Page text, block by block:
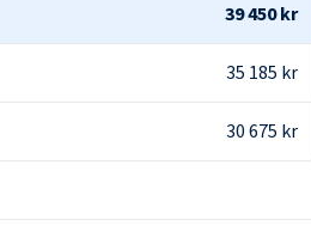
39 450 kr
35 185 kr
30 675 kr